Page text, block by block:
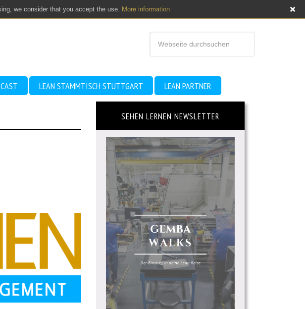
we consider that you accept the use. More information
LEAN STAMMTISCH STUTTGART LEAN PARTNER
SEHEN LERNEN NEWSLETTER